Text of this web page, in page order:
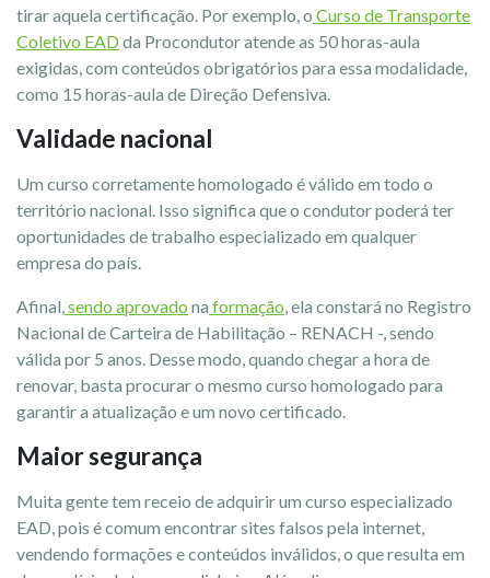
tirar aquela certificação. Por exemplo, o Curso de Transporte
Coletivo EADda Procondutor atende as 50 horas-aula
exigidas, com conteúdos obrigatórios para essa modalidade,
como 15 horas-aula de Direção Defensiva.
Validade nacional
Um curso corretamente homologado é válido em todo o
território nacional. Isso significa que o condutor poderá ter
oportunidades de trabalho especializado em qualquer
empresa do país.
Afinal,sendo aprovado na formação, ela constará no Registro
Nacional de Carteira de Habilitação – RENACH -, sendo
válida por 5 anos. Desse modo, quando chegar a hora de
renovar, basta procurar o mesmo curso homologado para
garantir a atualização e um novo certificado.
Maior segurança
Muita gente tem receio de adquirir um curso especializado
EAD, pois é comum encontrar sites falsos pela internet,
vendendo formações e conteúdos inválidos, o que resulta em